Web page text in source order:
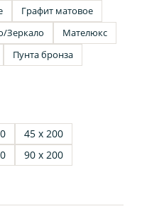
Графит матовое
Зеркало
Мателюкс
Пунта бронза
45 х 200
90 х 200